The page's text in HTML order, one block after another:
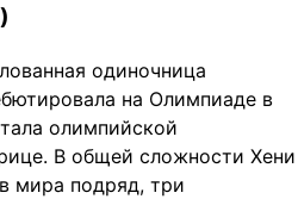
одиночница
на Олимпиаде в
олимпийской
В общей сложности Хени
мира подряд, три